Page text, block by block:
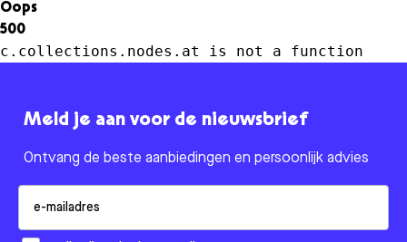
Oops
500
c.collections.nodes.at is not a function
Meld je aan voor de nieuwsbrief
Ontvang de beste aanbiedingen en persoonlijk advies